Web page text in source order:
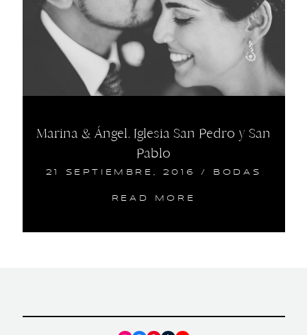
Marina & Ángel. Iglesia San Pedro y San
Pablo
21 SEPTIEMBRE, 2016 / BODAS
READ MORE
GRANADA, ESPAÑA
+34 652592145